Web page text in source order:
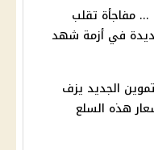
مفاجأة تقلب
في أزمة شهد
الجديد يزف
هذه السلع